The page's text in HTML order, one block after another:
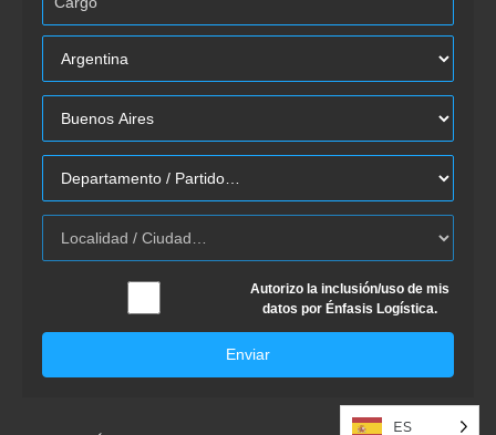
Autorizo la inclusión/uso de mis
datos por Énfasis Logística.
Enviar
ES